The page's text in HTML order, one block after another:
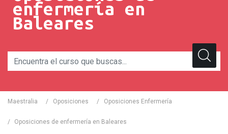
enfermería en
Baleares
Maestralia / Oposiciones / Oposiciones Enfermería
/ Oposiciones de enfermería en Baleares